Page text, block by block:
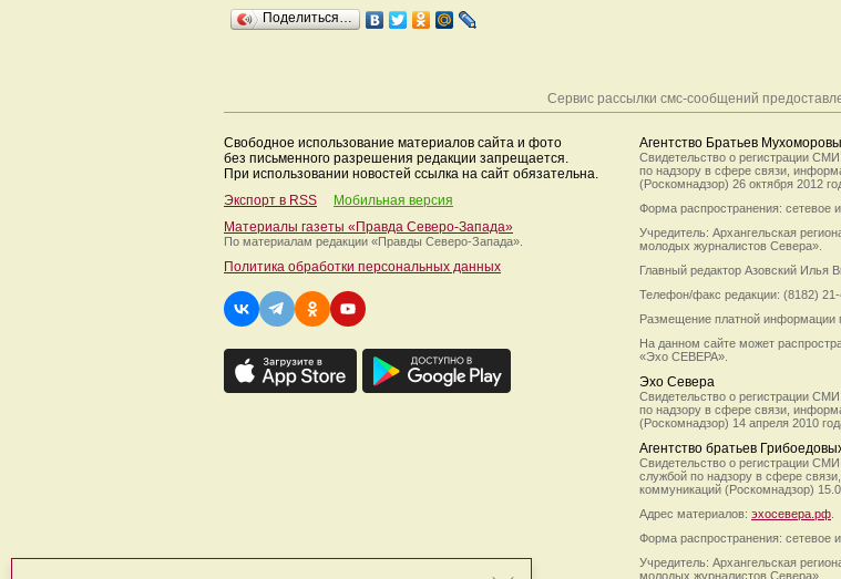
Поделиться…
Сервис рассылки смс-сообщений
Свободное использование материалов сайта и фото
без письменного разрешения редакции запрещается.
При использовании новостей ссылка на сайт обязательна.
Экспорт в RSS
Мобильная версия
Материалы газеты «Правда Северо-Запада»
По материалам редакции «Правды Северо-Запада».
Политика обработки персональных данных
Агентство Братьев
Свидетельство о регистрации
по надзору в сфере связи,
(Роскомнадзор) 26 октября 2012
Форма распространения: сетевое
Учредитель: Архангельская
молодых журналистов Севера».
Главный редактор Азовский Илья
Телефон/факс редакции: (8182) 21-
Размещение платной информации
На данном сайте может
«Эхо СЕВЕРА».
Эхо Севера
Свидетельство о регистрации
по надзору в сфере связи,
(Роскомнадзор) 14 апреля 2010
Агентство братьев
Свидетельство о регистрации
службой по надзору в сфере
коммуникаций (Роскомнадзор)
Адрес материалов: эхосевера.рф
Форма распространения: сетевое
Учредитель: Архангельская
молодых журналистов Севера».